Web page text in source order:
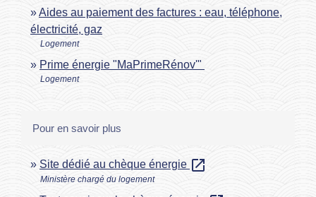
Aides au paiement des factures : eau, téléphone,
électricité, gaz
Logement
Prime énergie "MaPrimeRénov'"
Logement
Pour en savoir plus
Site dédié au chèque énergie open_in_new
Ministère chargé du logement